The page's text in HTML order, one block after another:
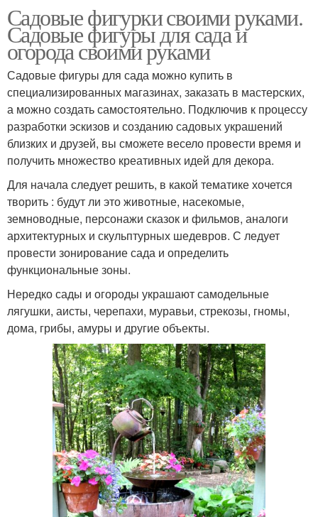
Садовые фигурки своими руками.
Садовые фигуры для сада и
огорода своими руками
Садовые фигуры для сада можно купить в
специализированных магазинах, заказать в мастерских,
а можно создать самостоятельно. Подключив к процессу
разработки эскизов и созданию садовых украшений
близких и друзей, вы сможете весело провести время и
получить множество креативных идей для декора.
Для начала следует решить, в какой тематике хочется
творить : будут ли это животные, насекомые,
земноводные, персонажи сказок и фильмов, аналоги
архитектурных и скульптурных шедевров. С ледует
провести зонирование сада и определить
функциональные зоны.
Нередко сады и огороды украшают самодельные
лягушки, аисты, черепахи, муравьи, стрекозы, гномы,
дома, грибы, амуры и другие объекты.